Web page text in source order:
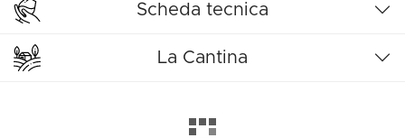
Scheda tecnica
La Cantina